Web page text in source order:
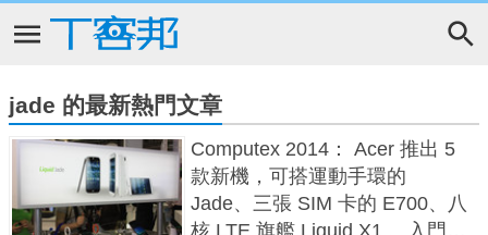
jade 的最新熱門文章
Computex 2014： Acer 推出 5
款新機，可搭運動手環的
Jade、三張 SIM 卡的 E700、八
核 LTE 旗艦 Liquid X1 、入門